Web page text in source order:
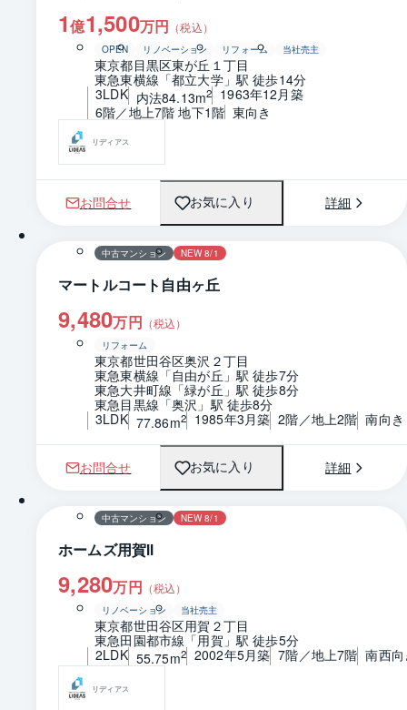
1億1,500万円 （税込）
OPEN リノベーション リフォーム 当社売主
東京都目黒区東が丘１丁目
東急東横線「都立大学」駅 徒歩14分
3LDK 内法84.13m2
1963年12月築
6階／地上7階 地下1階 東向き
リディアス
お問合せ お気に入り 詳細
1 / 0 間取り
中古マンション NEW 8/1
マートルコート自由ヶ丘
9,480万円 （税込）
リフォーム
東京都世田谷区奥沢２丁目
東急東横線「自由が丘」駅 徒歩7分
東急大井町線「緑が丘」駅 徒歩8分
東急目黒線「奥沢」駅 徒歩8分
3LDK 77.86m2 1985年3月築 2階／地上2階 南向き
お問合せ お気に入り 詳細
1 / 0 間取り
中古マンション NEW 8/1
ホームズ用賀Ⅱ
9,280万円 （税込）
リノベーション 当社売主
東京都世田谷区用賀２丁目
東急田園都市線「用賀」駅 徒歩5分
2LDK 55.75m2 2002年5月築 7階／地上7階 南西
リディアス